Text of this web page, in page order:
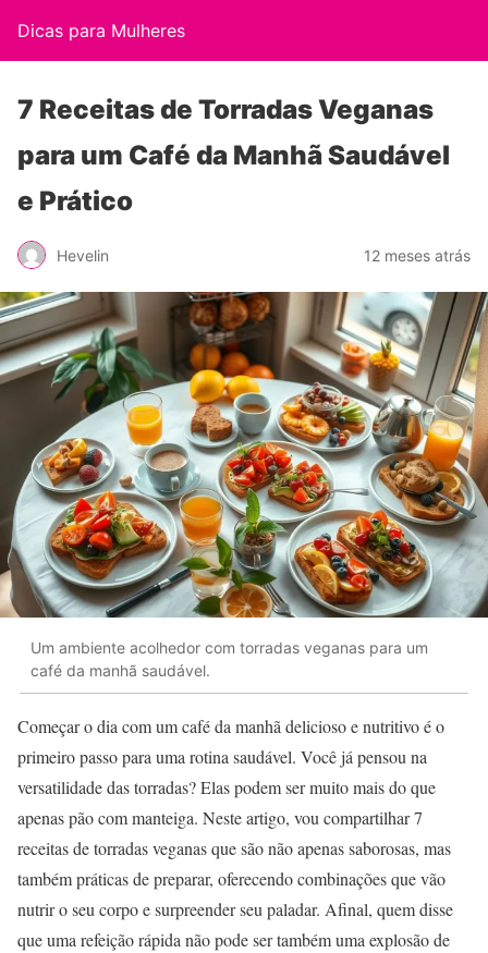
Dicas para Mulheres
7 Receitas de Torradas Veganas
para um Café da Manhã Saudável
e Prático
Hevelin 12 meses atrás
Um ambiente acolhedor com torradas veganas para um
café da manhã saudável.
Começar o dia com um café da manhã delicioso e nutritivo é o
primeiro passo para uma rotina saudável. Você já pensou na
versatilidade das torradas? Elas podem ser muito mais do que
apenas pão com manteiga. Neste artigo, vou compartilhar 7
receitas de torradas veganas que são não apenas saborosas, mas
também práticas de preparar, oferecendo combinações que vão
nutrir o seu corpo e surpreender seu paladar. Afinal, quem disse
que uma refeição rápida não pode ser também uma explosão de